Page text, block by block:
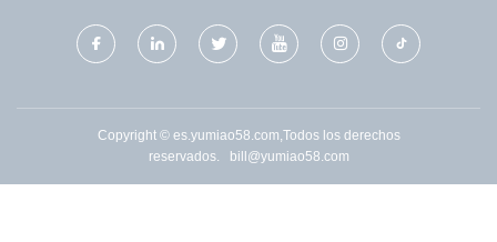
Copyright © es.yumiao58.com,Todos los derechos
reservados.
bill@yumiao58.com